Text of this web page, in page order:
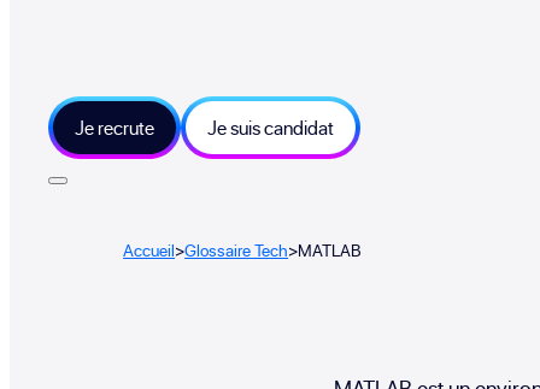
Je recrute Je suis candidat
Accueil>Glossaire Tech>MATLAB